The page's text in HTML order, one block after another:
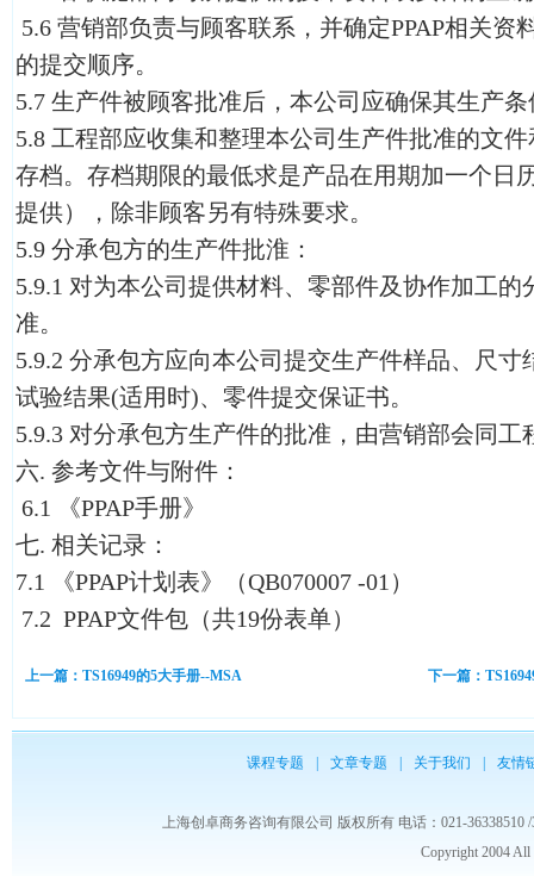
5.6 营销部负责与顾客联系，并确定PPAP相关资
的提交顺序。
5.7 生产件被顾客批准后，本公司应确保其生产
5.8 工程部应收集和整理本公司生产件批准的文
存档。存档期限的最低求是产品在用期加一个日
提供），除非顾客另有特殊要求。
5.9 分承包方的生产件批淮：
5.9.1 对为本公司提供材料、零部件及协作加工
准。
5.9.2 分承包方应向本公司提交生产件样品、尺
试验结果(适用时)、零件提交保证书。
5.9.3 对分承包方生产件的批准，由营销部会同工
六. 参考文件与附件：
6.1 《PPAP手册》
七. 相关记录：
7.1 《PPAP计划表》（QB070007 -01）
7.2 PPAP文件包（共19份表单）
上一篇：TS16949的5大手册--MSA 下一篇：
课程专题 文章专题 关于我们 友情
上海创卓商务咨询有限公司 版权所有 电话：021-36338510 /
Copyright 2004 All